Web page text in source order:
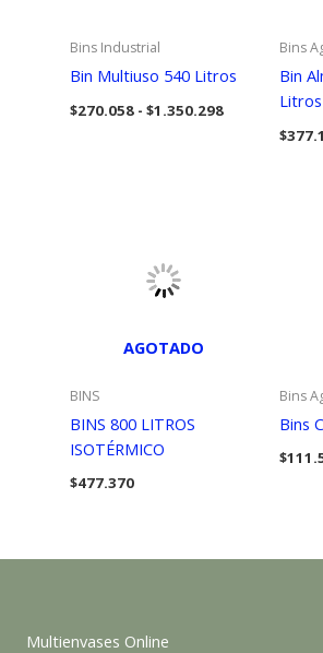
Bins Industrial
Bin Multiuso 540 Litros
$270.058 - $1.350.298Rango
precios:
Bins
Bin
Litros
$
AGOTADO
BINS
BINS 800 LITROS
ISOTÉRMICO
$477.370
Bins
Bins
$
Multienvases Online